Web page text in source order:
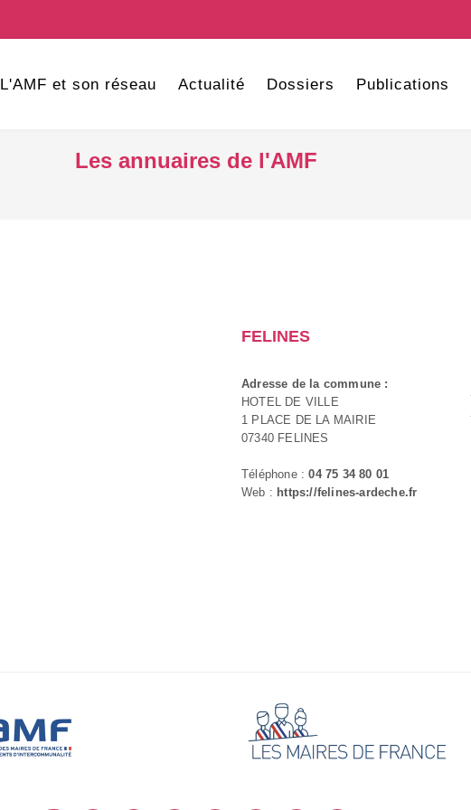
L'AMF et son réseau Actualité Dossiers Publications
Les annuaires de l'AMF
FELINES
Adresse de la commune :
HOTEL DE VILLE
1 PLACE DE LA MAIRIE
07340 FELINES
Téléphone :04 75 34 80 01
Web : https://felines-ardeche.fr